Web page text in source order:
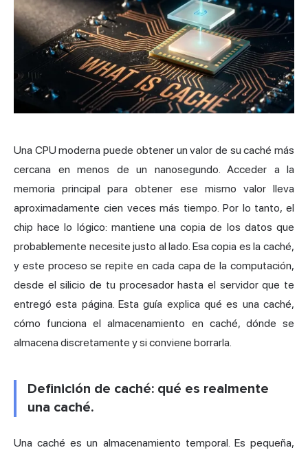
Una CPU moderna puede obtener un valor de su caché más
cercana en menos de un nanosegundo. Acceder a la
memoria principal para obtener ese mismo valor lleva
aproximadamente cien veces más tiempo. Por lo tanto, el
chip hace lo lógico: mantiene una copia de los datos que
probablemente necesite justo al lado. Esa copia es la caché,
y este proceso se repite en cada capa de la computación,
desde el silicio de tu procesador hasta el servidor que te
entregó esta página. Esta guía explica qué es una caché,
cómo funciona el almacenamiento en caché, dónde se
almacena discretamente y si conviene borrarla.
Definición de caché: qué es realmente
una caché.
Una caché es un almacenamiento temporal. Es pequeña,